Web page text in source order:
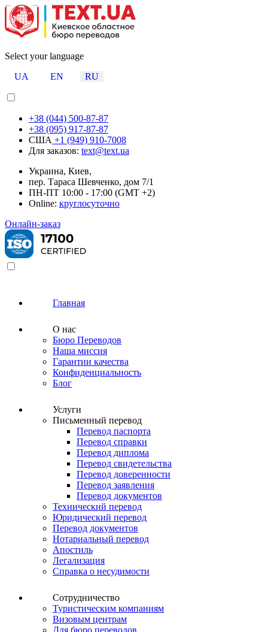
Select your language
UA
EN RU
+38 (044) 500-87-87
+38 (095) 917-87-87
США +1 (949) 910-7008
Для заказов: text@text.ua
Украина, Киев,
пер. Тараса Шевченко, дом 7/1
ПН-ПТ 10:00 - 17:00 (GMT +2)
Online: круглосуточно
Онлайн-заказ
Главная
О нас
Бюро Переводов
Наша миссия
Гарантии качества
Конфиденциальность
Блог
Услуги
Письменный перевод
Перевод паспорта
Перевод справки
Перевод диплома
Перевод свидетельства
Перевод доверенности
Перевод заявления
Перевод документов
Технический перевод
Юридический перевод
Перевод документов
Нотариальный перевод
Апостиль
Легализация
Справка о несудимости
Сотрудничество
Туристическим компаниям
Визовым центрам
Для бюро переводов